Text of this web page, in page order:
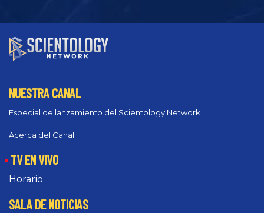
NUESTRA CANAL
Especial de lanzamiento del Scientology Network
Acerca del Canal
TV EN VIVO
Horario
SALA DE NOTICIAS